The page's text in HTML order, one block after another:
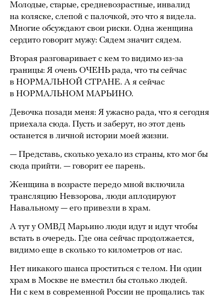
Молодые, старые, средневозрастные, инвалид
на коляске, слепой с палочкой, это что я видела.
Многие обсуждают свои риски. Одна женщина
сердито говорит мужу: Сядем значит сядем.
Вторая разговаривает с кем то видимо из-за
границы: Я очень ОЧЕНЬ рада, что ты сейчас
в НОРМАЛЬНОЙ СТРАНЕ. А я сейчас
в НОРМАЛЬНОМ МАРЬИНО.
Девочка позади меня: Я ужасно рада, что я сегодня
приехала сюда. Пусть и заберут, но этот день
останется в личной истории моей жизни.
— Представь, сколько уехало из страны, кто мог бы
сюда прийти. — говорит ее парень.
Женщина в возрасте передо мной включила
трансляцию Невзорова, люди аплодируют
Навальному — его привезли в храм.
А тут у ОМВД Марьино люди идут и идут чтобы
встать в очередь. Где она сейчас продолжается,
видимо еще в сколько то километров от нас.
Нет никакого шанса проститься с телом. Ни один
храм в Москве не вместил бы столько людей.
Ни с кем в современной России не прощались так